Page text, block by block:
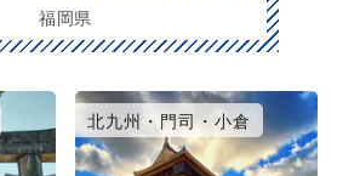
福岡県
北九州・門司・小倉